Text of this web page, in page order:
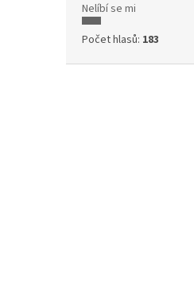
Nelíbí se mi
Počet hlasů: 183